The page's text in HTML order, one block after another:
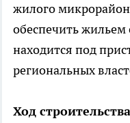
жилого
обеспечить жильем
находится под
региональных
Ход